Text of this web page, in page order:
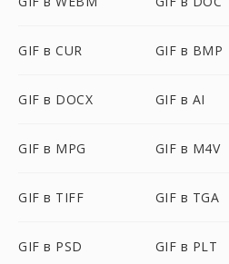
GIF в CUR GIF в BMP
GIF в DOCX GIF в AI
GIF в MPG GIF в M4V
GIF в TIFF GIF в TGA
GIF в PSD GIF в PLT